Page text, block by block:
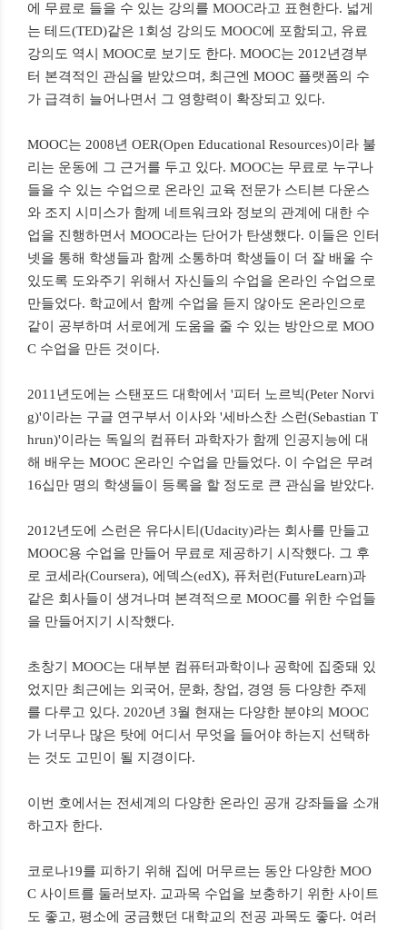
에 무료로 들을 수 있는 강의를 MOOC라고 표현한다. 넓게
는 테드(TED)같은 1회성 강의도 MOOC에 포함되고, 유료
강의도 역시 MOOC로 보기도 한다. MOOC는 2012년경부
터 본격적인 관심을 받았으며, 최근엔 MOOC 플랫폼의 수
가 급격히 늘어나면서 그 영향력이 확장되고 있다.
MOOC는 2008년 OER(Open Educational Resources)이라 불
리는 운동에 그 근거를 두고 있다. MOOC는 무료로 누구나
들을 수 있는 수업으로 온라인 교육 전문가 스티븐 다운스
와 조지 시미스가 함께 네트워크와 정보의 관계에 대한 수
업을 진행하면서 MOOC라는 단어가 탄생했다. 이들은 인터
넷을 통해 학생들과 함께 소통하며 학생들이 더 잘 배울 수
있도록 도와주기 위해서 자신들의 수업을 온라인 수업으로
만들었다. 학교에서 함께 수업을 듣지 않아도 온라인으로
같이 공부하며 서로에게 도움을 줄 수 있는 방안으로 MOO
C 수업을 만든 것이다.
2011년도에는 스탠포드 대학에서 '피터 노르빅(Peter Norvi
g)'이라는 구글 연구부서 이사와 '세바스찬 스런(Sebastian T
hrun)'이라는 독일의 컴퓨터 과학자가 함께 인공지능에 대
해 배우는 MOOC 온라인 수업을 만들었다. 이 수업은 무려
16십만 명의 학생들이 등록을 할 정도로 큰 관심을 받았다.
2012년도에 스런은 유다시티(Udacity)라는 회사를 만들고
MOOC용 수업을 만들어 무료로 제공하기 시작했다. 그 후
로 코세라(Coursera), 에덱스(edX), 퓨처런(FutureLearn)과
같은 회사들이 생겨나며 본격적으로 MOOC를 위한 수업들
을 만들어지기 시작했다.
초창기 MOOC는 대부분 컴퓨터과학이나 공학에 집중돼 있
었지만 최근에는 외국어, 문화, 창업, 경영 등 다양한 주제
를 다루고 있다. 2020년 3월 현재는 다양한 분야의 MOOC
가 너무나 많은 탓에 어디서 무엇을 들어야 하는지 선택하
는 것도 고민이 될 지경이다.
이번 호에서는 전세계의 다양한 온라인 공개 강좌들을 소개
하고자 한다.
코로나19를 피하기 위해 집에 머무르는 동안 다양한 MOO
C 사이트를 둘러보자. 교과목 수업을 보충하기 위한 사이트
도 좋고, 평소에 궁금했던 대학교의 전공 과목도 좋다. 여러